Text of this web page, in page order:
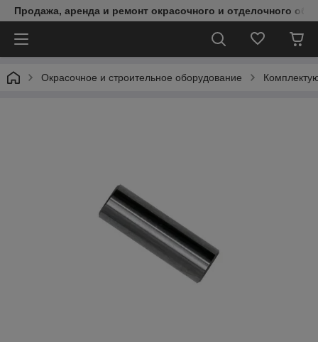
Продажа, аренда и ремонт окрасочного и отделочного
Окрасочное и строительное оборудование